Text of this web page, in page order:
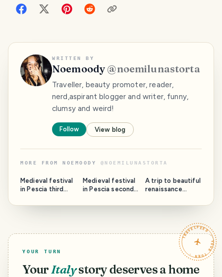
WRITTEN BY
Noemoody @noemilunastorta
Traveller, beauty promoter, reader,
nerd,aspirant blogger and writer, funny,
clumsy and weird!
Follow View blog
MORE FROM NOEMOODY @NOEMILUNASTORTA
Medieval festival
in Pescia third
Maria and the
Medieval festival
in Pescia second
Francesco and
A trip to beautiful
renaissance
The Cathedral
TRAVELFEED · YOUR TURN ·
YOUR TURN
YourItalystory deserves a home